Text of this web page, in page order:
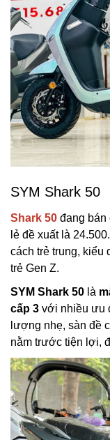
SYM Shark 50
Shark 50 đang bán
lẻ đề xuất là
cách trẻ trung, kiểu
trẻ Gen Z.
SYM Shark 50 là
cấp 3 với nhiều ưu
lượng nhẹ, sàn đề
nằm trước tiện lợi,